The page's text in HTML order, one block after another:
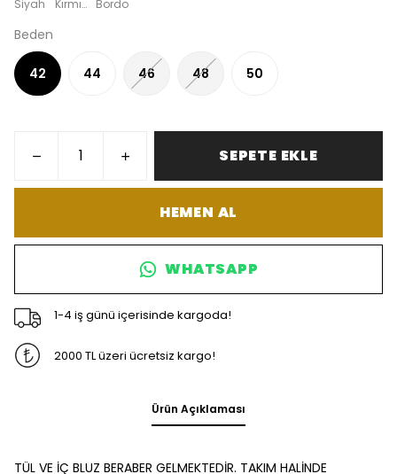
Siyah Kırmızı Bordo
Beden
42 44 46 48 50
SEPETE EKLE
HEMEN AL
WHATSAPP
1-4 iş günü içerisinde kargoda!
2000 TL üzeri ücretsiz kargo!
Ürün Açıklaması